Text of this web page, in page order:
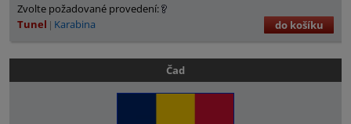
Zvolte požadované provedení:
Tunel
Karabina do košíku
Čad